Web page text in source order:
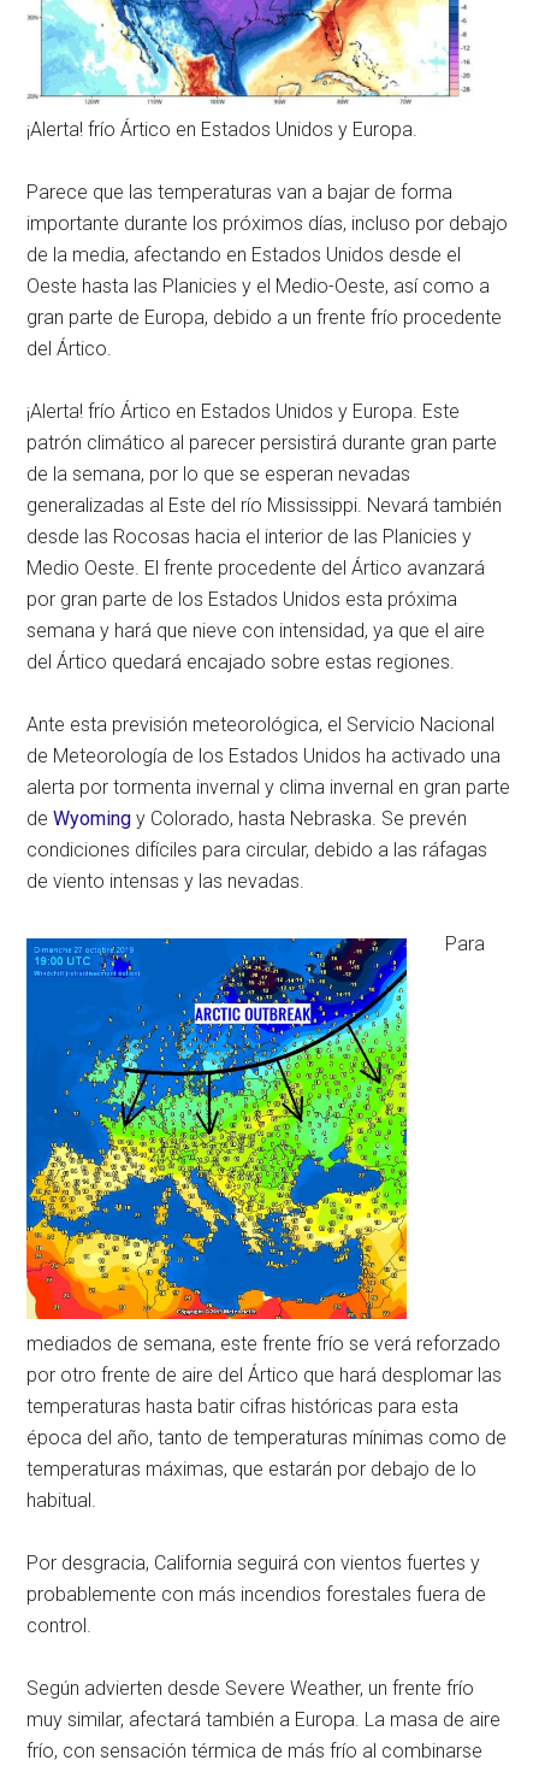
¡Alerta! frío Ártico en Estados Unidos y Europa.
Parece que las temperaturas van a bajar de forma
importante durante los próximos días, incluso por debajo
de la media, afectando en Estados Unidos desde el
Oeste hasta las Planicies y el Medio-Oeste, así como a
gran parte de Europa, debido a un frente frío procedente
del Ártico.
¡Alerta! frío Ártico en Estados Unidos y Europa. Este
patrón climático al parecer persistirá durante gran parte
de la semana, por lo que se esperan nevadas
generalizadas al Este del río Mississippi. Nevará también
desde las Rocosas hacia el interior de las Planicies y
Medio Oeste. El frente procedente del Ártico avanzará
por gran parte de los Estados Unidos esta próxima
semana y hará que nieve con intensidad, ya que el aire
del Ártico quedará encajado sobre estas regiones.
Ante esta previsión meteorológica, el Servicio Nacional
de Meteorología de los Estados Unidos ha activado una
alerta por tormenta invernal y clima invernal en gran parte
deWyoming y Colorado, hasta Nebraska. Se prevén
condiciones difíciles para circular, debido a las ráfagas
de viento intensas y las nevadas.
Para
mediados de semana, este frente frío se verá reforzado
por otro frente de aire del Ártico que hará desplomar las
temperaturas hasta batir cifras históricas para esta
época del año, tanto de temperaturas mínimas como de
temperaturas máximas, que estarán por debajo de lo
habitual.
Por desgracia, California seguirá con vientos fuertes y
probablemente con más incendios forestales fuera de
control.
Según advierten desde Severe Weather, un frente frío
muy similar, afectará también a Europa. La masa de aire
frío, con sensación térmica de más frío al combinarse